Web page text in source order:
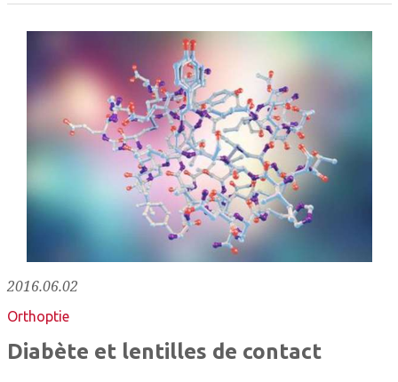
2016.06.02
Orthoptie
Diabète et lentilles de contact